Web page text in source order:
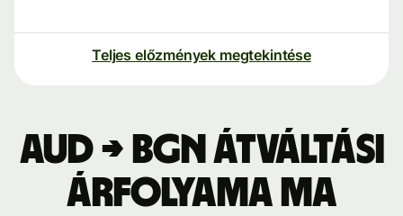
Teljes előzmények megtekintése
AUD → BGN átváltási
árfolyama ma